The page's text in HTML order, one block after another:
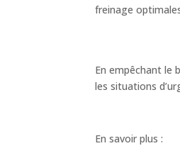
freinage
En empêchant le
les situations
En savoir plus :